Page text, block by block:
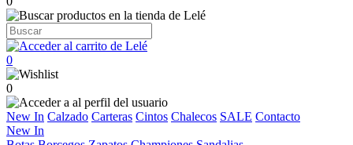
0
0
New In Calzado Carteras Cintos Chalecos SALE Contacto
New In